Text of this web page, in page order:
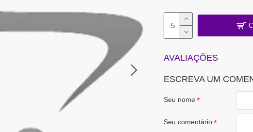
AVALIAÇÕES
ESCREVA UM
Seu nome
Seu comentário